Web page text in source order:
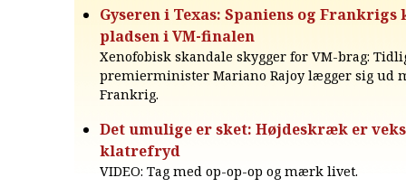
Gyseren i Texas: Spaniens og Frankrigs
pladsen i VM-finalen
Xenofobisk skandale skygger for VM-brag:
premierminister Mariano Rajoy lægger sig ud
Frankrig.
Det umulige er sket: Højdeskræk er
klatrefryd
VIDEO: Tag med op-op-op og mærk livet.